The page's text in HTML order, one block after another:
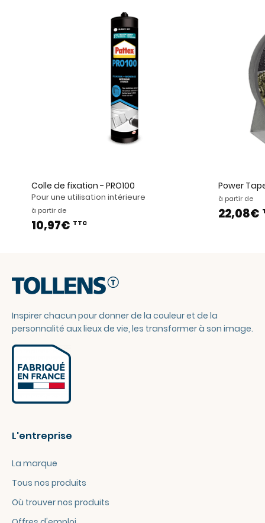
Colle de fixation - PRO100
Pour une utilisation intérieure
à partir de
10,97€ TTC
Power
à partir de
22,08€
Inspirer chacun pour donner de la couleur et de la
personnalité aux lieux de vie, les transformer à son image.
L'entreprise
La marque
Tous nos produits
Où trouver nos produits